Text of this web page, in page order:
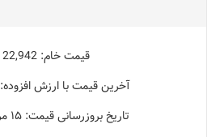
قیمت خام: 122,942
آخرین قیمت با ارزش افزوده: 135,236
تاریخ بروزرسانی قیمت: ۱۵ مرداد ۱۴۰۵